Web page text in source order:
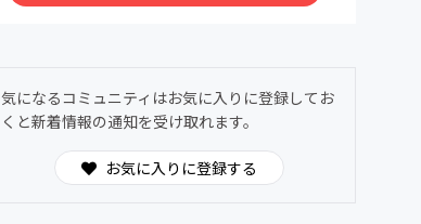
気になるコミュニティはお気に入りに登録してお
くと新着情報の通知を受け取れます。
お気に入りに登録する